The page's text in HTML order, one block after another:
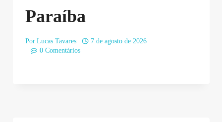
Paraíba
Por Lucas Tavares
7 de agosto de 2026
0 Comentários